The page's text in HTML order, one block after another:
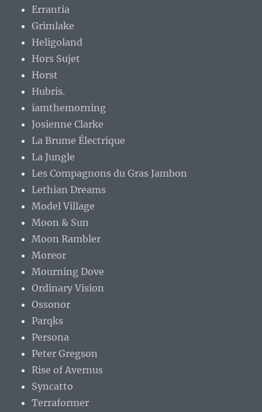
Errantia
Grimlake
Heligoland
Hors Sujet
Horst
Hubris.
iamthemorning
Josienne Clarke
La Brume Électrique
La Jungle
Les Compagnons du Gras Jambon
Lethian Dreams
Model Village
Moon & Sun
Moon Rambler
Moreor
Mourning Dove
Ordinary Vision
Ossonor
Parqks
Persona
Peter Gregson
Rise of Avernus
Syncatto
Terraformer